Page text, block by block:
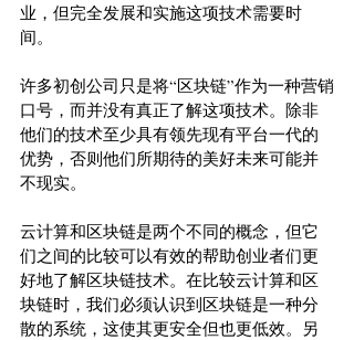
业，但完全发展和实施这项技术需要时
间。
许多初创公司只是将“区块链”作为一种营销
口号，而并没有真正了解这项技术。除非
他们的技术至少具有领先现有平台一代的
优势，否则他们所期待的美好未来可能并
不现实。
云计算和区块链是两个不同的概念，但它
们之间的比较可以有效的帮助创业者们更
好地了解区块链技术。在比较云计算和区
块链时，我们必须认识到区块链是一种分
散的系统，这使其更安全但也更低效。另